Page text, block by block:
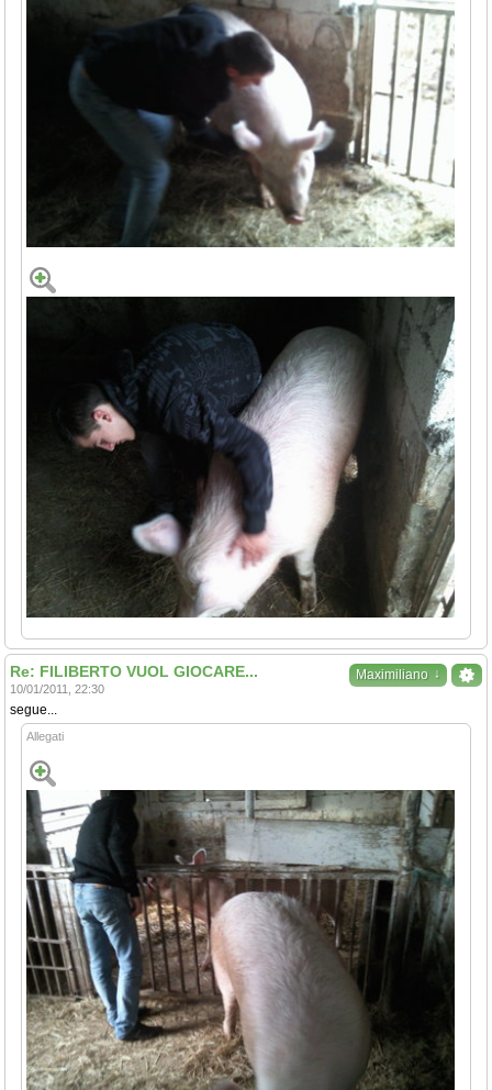
Maximiliano ↓
Re: FILIBERTO VUOL GIOCARE...
10/01/2011, 22:30
segue...
Allegati